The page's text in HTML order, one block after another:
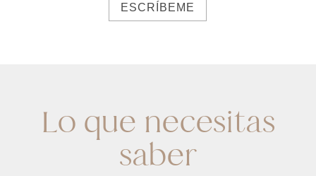
ESCRÍBEME
Lo que necesitas
saber